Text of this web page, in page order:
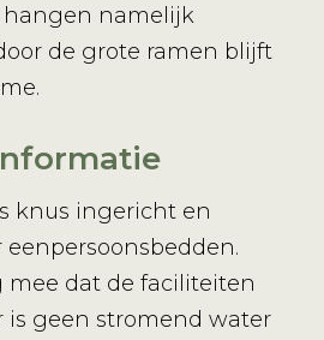
hangen namelijk
de grote ramen blijft
knus ingericht en
eenpersoonsbedden.
mee dat de faciliteiten
is geen stromend water